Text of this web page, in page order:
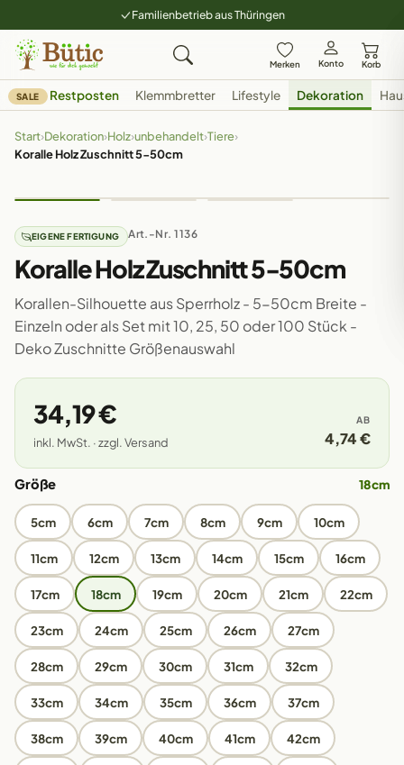
Familienbetrieb aus Thüringen
Merken Konto Korb
SALE Restposten Klemmbretter Lifestyle Dekoration
Start›Dekoration›Holz›unbehandelt›Tiere›
Koralle Holz Zuschnitt 5-50cm
EIGENE FERTIGUNG Art.-Nr. 1136
Koralle Holz Zuschnitt 5-50cm
Korallen-Silhouette aus Sperrholz - 5-50cm Breite -
Einzeln oder als Set mit 10, 25, 50 oder 100 Stück -
Deko Zuschnitte Größenauswahl
34,19 €
inkl. MwSt. · zzgl. Versand
AB
4,74 €
Größe 18cm
5cm 6cm 7cm 8cm 9cm 10cm
11cm 12cm 13cm 14cm 15cm 16cm
17cm 18cm 19cm 20cm 21cm 22cm
23cm 24cm 25cm 26cm 27cm
28cm 29cm 30cm 31cm 32cm
33cm 34cm 35cm 36cm 37cm
38cm 39cm 40cm 41cm 42cm